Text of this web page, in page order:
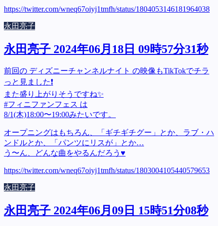
https://twitter.com/wneq67oiyj1tmfh/status/1804053146181964038
永田亮子
永田亮子 2024年06月18日 09時57分31秒
前回の ディズニーチャンネルナイト の映像もTikTokでチラ
っと見ました❗
また盛り上がりそうですね✨
#フィニファンフェス は
8/1(木)18:00〜19:00みたいです。
オープニングはもちろん、「ギチギチグー」とか、ラブ・ハ
ンドルとか、「パンツにリスが」とか…
う〜ん、どんな曲をやるんだろう♥
https://twitter.com/wneq67oiyj1tmfh/status/1803004105440579653
永田亮子
永田亮子 2024年06月09日 15時51分08秒